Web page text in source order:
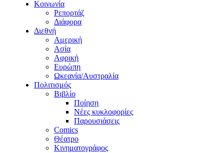
Κοινωνία
Ρεπορτάζ
Διάφορα
Διεθνή
Αμερική
Ασία
Αφρική
Ευρώπη
Ωκεανία/Αυστραλία
Πολιτισμός
Βιβλίο
Ποίηση
Νέες κυκλοφορίες
Παρουσιάσεις
Comics
Θέατρο
Κινηματογράφος